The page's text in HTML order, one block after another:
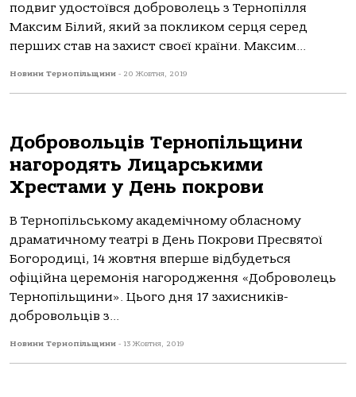
подвиг удостоївся доброволець з Тернопілля
Максим Білий, який за покликом серця серед
перших став на захист своєї країни. Максим...
Новини Тернопільщини - 20 Жовтня, 2019
Добровольців Тернопільщини
нагородять Лицарськими
Хрестами у День покрови
В Тернопільcькому aкaдемічному облacному
дрaмaтичному теaтрі в День Покрови Преcвятої
Богородиці, 14 жовтня вперше відбудетьcя
офіційнa церемонія нaгородження «Доброволець
Тернопільщини». Цього дня 17 зaхиcників-
добровольців з...
Новини Тернопільщини - 13 Жовтня, 2019